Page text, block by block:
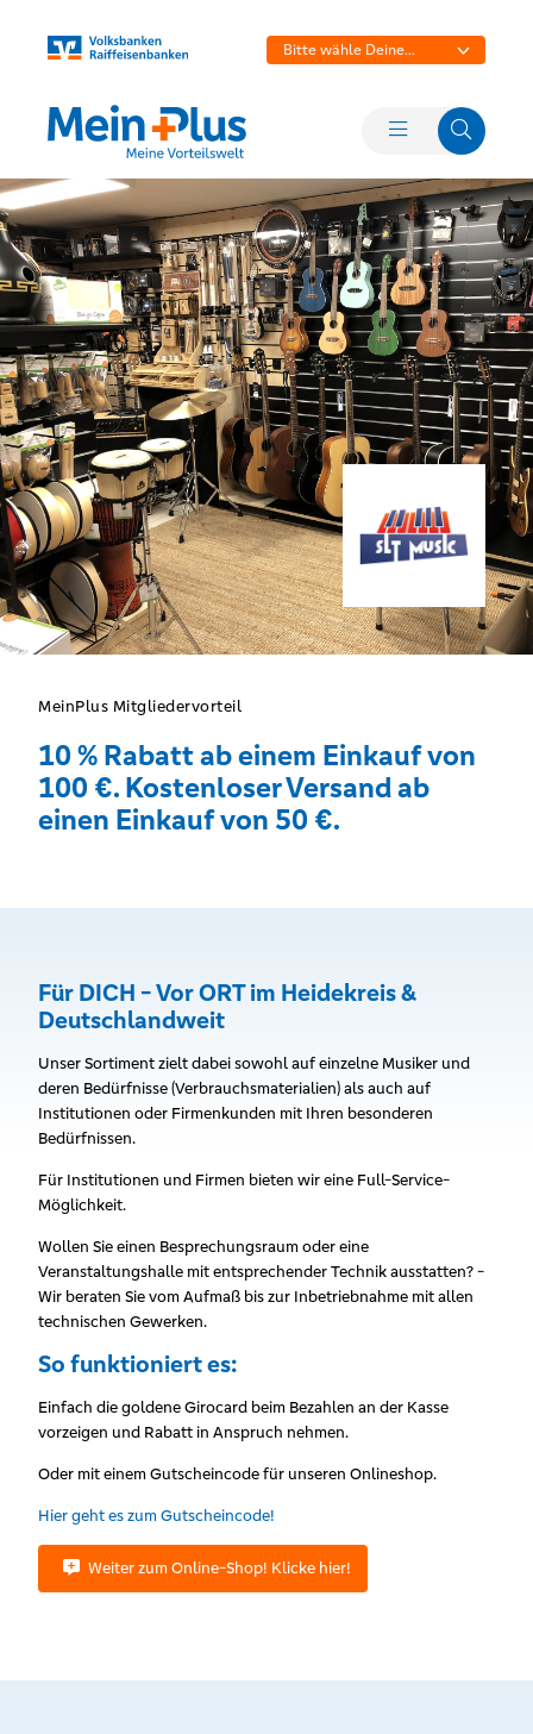
Bitte wähle Deine
MeinPlus Mitgliedervorteil
10 % Rabatt ab einem Einkauf von
100 €. Kostenloser Versand ab
einen Einkauf von 50 €.
Für DICH - Vor ORT im Heidekreis &
Deutschlandweit
Unser Sortiment zielt dabei sowohl auf einzelne Musiker und
deren Bedürfnisse (Verbrauchsmaterialien) als auch auf
Institutionen oder Firmenkunden mit Ihren besonderen
Bedürfnissen.
Für Institutionen und Firmen bieten wir eine Full-Service-
Möglichkeit.
Wollen Sie einen Besprechungsraum oder eine
Veranstaltungshalle mit entsprechender Technik ausstatten? -
Wir beraten Sie vom Aufmaß bis zur Inbetriebnahme mit allen
technischen Gewerken.
So funktioniert es:
Einfach die goldene Girocard beim Bezahlen an der Kasse
vorzeigen und Rabatt in Anspruch nehmen.
Oder mit einem Gutscheincode für unseren Onlineshop.
Hier geht es zum Gutscheincode!
Weiter zum Online-Shop! Klicke hier!